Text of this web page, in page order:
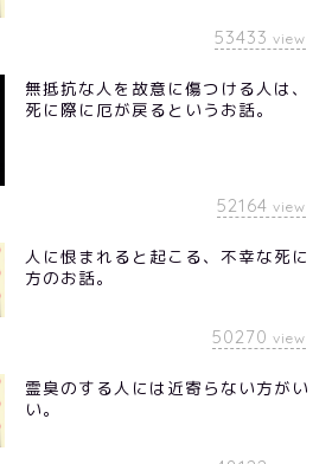
53433 view
無抵抗な人を故意に傷つける人は、
死に際に厄が戻るというお話。
52164 view
人に恨まれると起こる、不幸な死に
方のお話。
50270 view
霊臭のする人には近寄らない方がい
い。